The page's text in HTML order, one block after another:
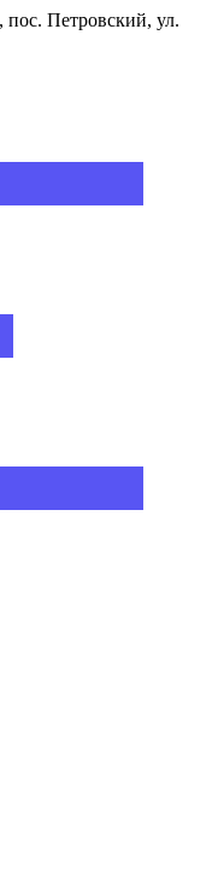
пос. Петровский, ул.